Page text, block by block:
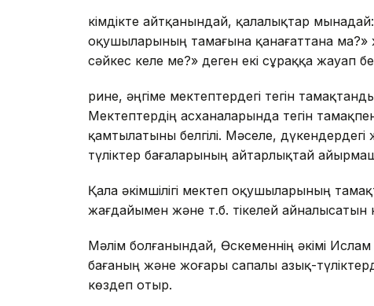
Әкімдікте айтқанындай, қалалықтар
оқушыларының тамағына қанағаттана ма?»
сәйкес келе ме?» деген екі сұраққа жауап
Әрине, әңгіме мектептердегі тегін
Мектептердің асханаларында тегін
қамтылатыны белгілі. Мәселе,
түліктер бағаларының айтарлықтай
Қала әкімшілігі мектеп оқушыларының
жағдайымен және т.б. тікелей
Мәлім болғанындай, Өскеменнің әкімі
бағаның және жоғары сапалы азық-
көздеп отыр.